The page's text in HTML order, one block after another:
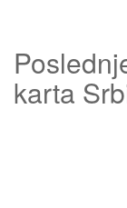
karta